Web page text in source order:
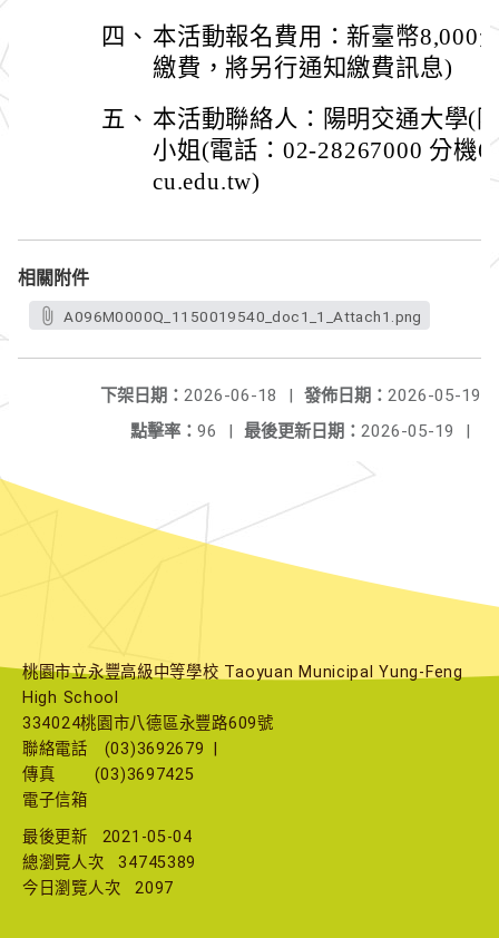
四、 本活動報名費用：新臺幣8,000
繳費，將另行通知繳費訊息)
五、 本活動聯絡人：陽明交通大學(
小姐(電話：02-28267000 分機
cu.edu.tw)
相關附件
A096M0000Q_1150019540_doc1_1_Attach1.png
發佈日期： 2026-05-19
下架日期： 2026-06-18
|
最後更新日期： 2026-05-19 |
點擊率： 96 |
桃園市立永豐高級中等學校 Taoyuan Municipal Yung-Feng
High School
334024桃園市八德區永豐路609號
聯絡電話
(03)3692679
傳真
(03)3697425
電子信箱
最後更新
2021-05-04
總瀏覽人次
34745389
今日瀏覽人次
2097